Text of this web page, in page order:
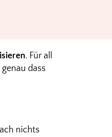
. Für all
dass
nichts